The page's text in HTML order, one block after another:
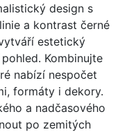
design s
a kontrast černé
estetický
Kombinujte
nabízí nespočet
formáty i dekory.
a nadčasového
po zemitých